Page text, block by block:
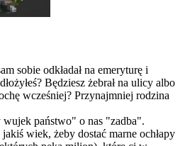
sobie odkładał na emeryturę i
Będziesz żebrał na ulicy albo
wcześniej? Przynajmniej rodzina
państwo" o nas "zadba".
wiek, żeby dostać marne ochłapy